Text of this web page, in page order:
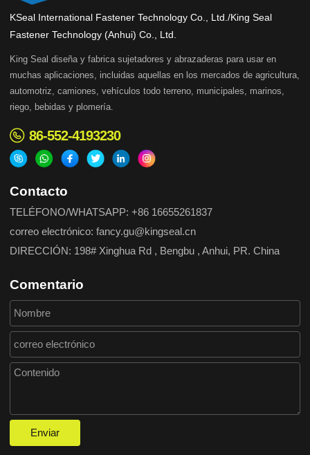
KSeal International Fastener Technology Co., Ltd./King Seal
Fastener Technology (Anhui) Co., Ltd.
King Seal diseña y fabrica sujetadores y abrazaderas para usar en
muchas aplicaciones, incluidas aquellas en los mercados de agricultura,
automotriz, camiones, vehículos todo terreno, municipales, marinos,
riego, bebidas y plomería.
86-552-4193230
Contacto
TELÉFONO/WHATSAPP: +86 16655261837
correo electrónico: fancy.gu@kingseal.cn
DIRECCIÓN: 198# Xinghua Rd , Bengbu , Anhui, PR. China
Comentario